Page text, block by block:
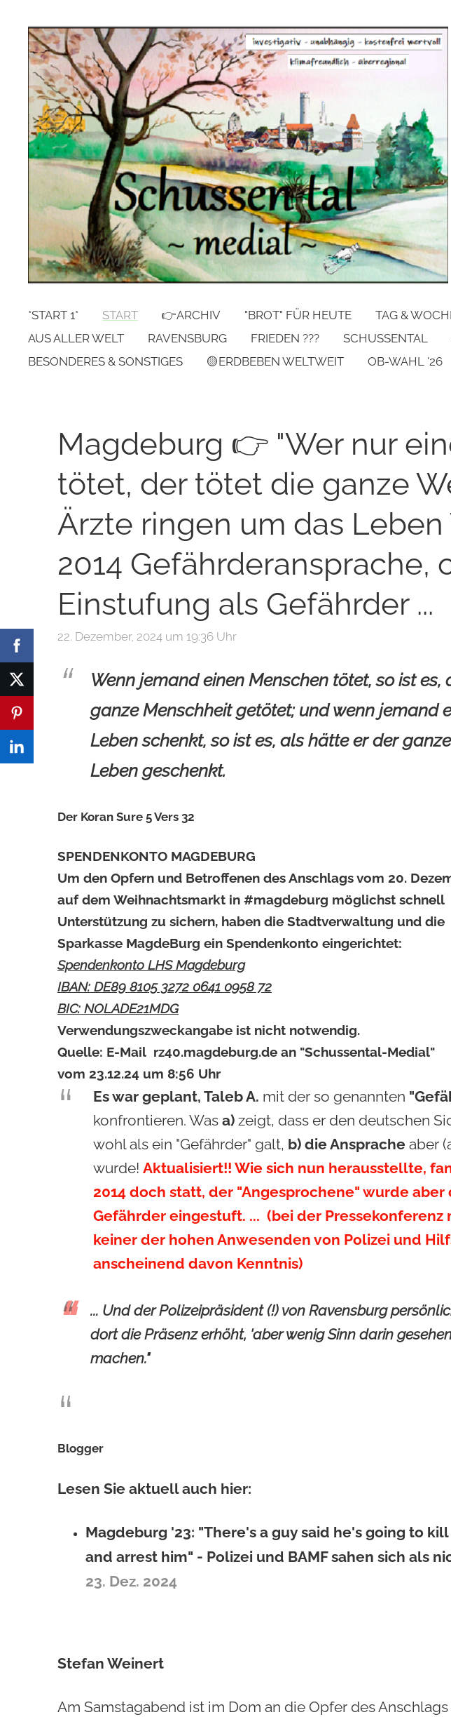
*START 1* START 👉ARCHIV "BROT" FÜR HEUTE TAG &
AUS ALLER WELT
RAVENSBURG FRIEDEN ??? SCHUSSENTAL
BESONDERES & SONSTIGES
🟡ERDBEBEN WELTWEIT OB-WAHL '26
Magdeburg 👉 "Wer nur
tötet, der tötet die ganze
Ärzte ringen um das
2014 Gefährderansprache,
Einstufung als Gefährder ...
22. Dezember, 2024 um 19:36 Uhr
Wenn jemand einen Menschen tötet, so ist es,
ganze Menschheit getötet; und wenn jemand
Leben schenkt, so ist es, als hätte er der
Leben geschenkt.
Der Koran Sure 5 Vers 32
SPENDENKONTO MAGDEBURG
Um den Opfern und Betroffenen des Anschlags vom 20.
auf dem Weihnachtsmarkt in #magdeburg möglichst schnell
Unterstützung zu sichern, haben die Stadtverwaltung und die
Sparkasse MagdeBurg ein Spendenkonto eingerichtet:
Spendenkonto LHS Magdeburg
IBAN: DE89 8105 3272 0641 0958 72
BIC: NOLADE21MDG
Verwendungszweckangabe ist nicht notwendig.
Quelle: E-Mail rz40.magdeburg.de an "Schussental-Medial"
vom 23.12.24 um 8:56 Uhr
Es war geplant, Taleb A. mit der so genannten
konfrontieren. Was a) zeigt, dass er den deutschen
wohl als ein "Gefährder" galt, b) die Anspracheaber
wurde! Aktualisiert!! Wie sich nun herausstellte,
2014 doch statt, der "Angesprochene" wurde
Gefährder eingestuft. ... (bei der Pressekonferenz
keiner der hohen Anwesenden von Polizei und
anscheinend davon Kenntnis)
... Und der Polizeipräsident (!) von Ravensburg
dort die Präsenz erhöht, 'aber wenig Sinn darin
machen."
Blogger
Lesen Sie aktuell auch hier:
Magdeburg '23: "There's a guy said he's going to
and arrest him" - Polizei und BAMF sahen sich als
23. Dez. 2024
Stefan Weinert
Am Samstagabend ist im Dom an die Opfer des